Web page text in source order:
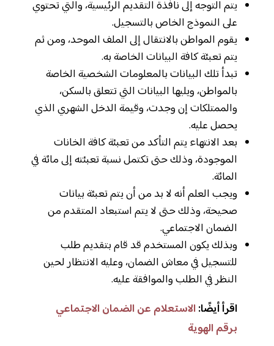
يتم التوجه إلى نافذة التقديم الرئيسية، والتي تحتوي
على النموذج الخاص بالتسجيل.
يقوم المواطن بالانتقال إلى الملف الموحد، ومن ثم
يتم تعبئة كافة البيانات الخاصة به.
تبدأ تلك البيانات بالمعلومات الشخصية الخاصة
بالمواطن، ويليها البيانات التي تتعلق بالسكن،
والممتلكات إن وجدت، وقيمة الدخل الشهري الذي
يحصل عليه.
بعد الانتهاء يتم التأكد من تعبئة كافة الخانات
الموجودة، وذلك حتى تكتمل نسبة تعبئته إلى مائة في
المائة.
ويجب العلم أنه لا بد من أن يتم تعبئة بيانات
صحيحة، وذلك حتى لا يتم استبعاد المتقدم من
الضمان الاجتماعي.
وبذلك يكون المستخدم قد قام بتقديم طلب
للتسجيل في معاش الضمان، وعليه الانتظار لحين
النظر في الطلب والموافقة عليه.
اقرأ أيضًا: الاستعلام عن الضمان الاجتماعي
برقم الهوية